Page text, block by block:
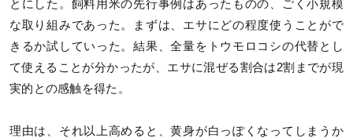
とにした。飼料用米の先行事例はあったものの、ごく小規模
な取り組みであった。まずは、エサにどの程度使うことがで
きるか試していった。結果、全量をトウモロコシの代替とし
て使えることが分かったが、エサに混ぜる割合は2割までが現
実的との感触を得た。
理由は、それ以上高めると、黄身が白っぽくなってしまうか